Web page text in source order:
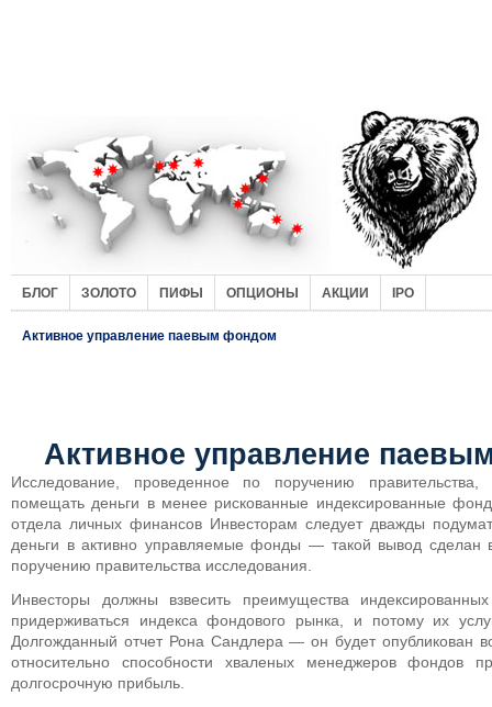
БЛОГ ЗОЛОТО ПИФЫ ОПЦИОНЫ АКЦИИ IPO
Активное управление паевым фондом
Активное управление
Исследование, проведенное по поручению
помещать деньги в менее рискованные индексированные
отдела личных финансов Инвесторам следует дважды
деньги в активно управляемые фонды — такой вывод сделан
поручению правительства исследования.
Инвесторы должны взвесить преимущества
придерживаться индекса фондового рынка, и потому их
Долгожданный отчет Рона Сандлера — он будет опубликован
относительно способности хваленых менеджеров фондов
долгосрочную прибыль.